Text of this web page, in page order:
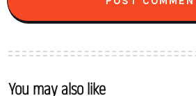
You may also like